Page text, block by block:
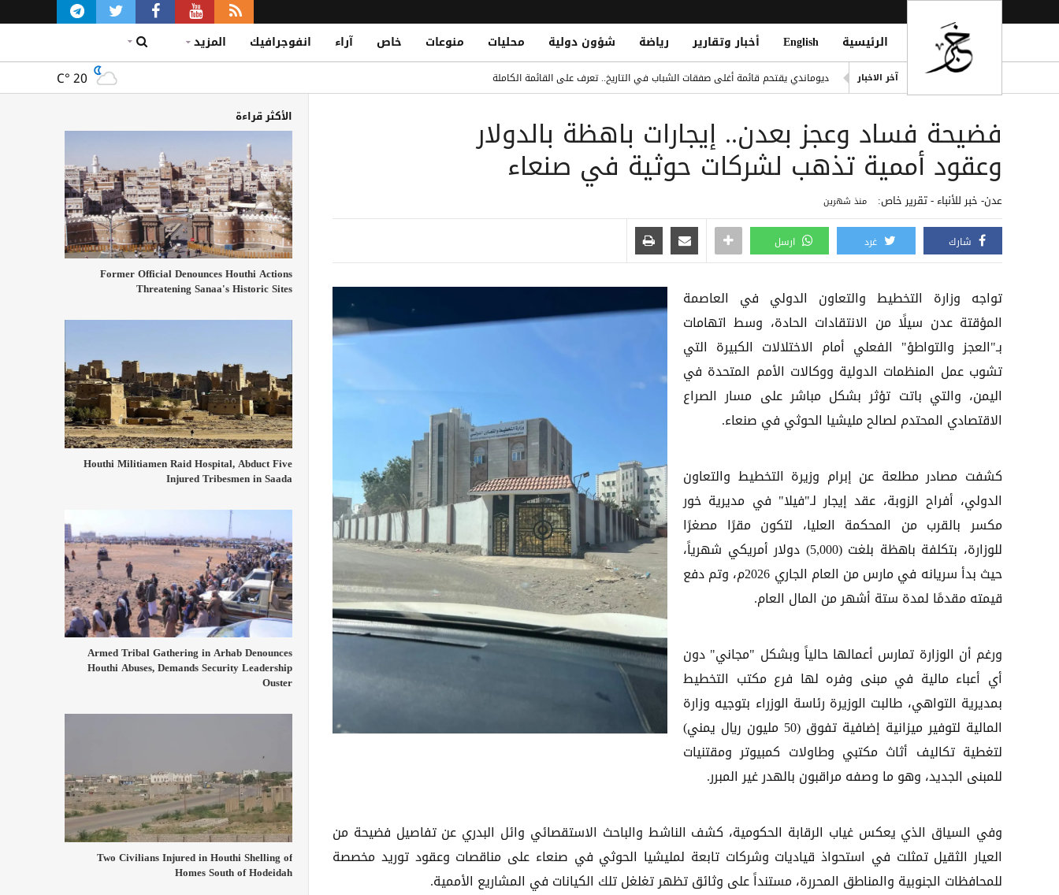
الرئيسية English أخبار وتقارير رياضة شؤون دولية محليات منوعات خاص آراء انفوجرافيك المزيد
آخر الاخبار
اليونيسف: 300 طفل قتيل في غزة خلال 300 يوم من وقف إطلاق النار
ديوماندي يقتحم قائمة أغلى صفقات الشباب في التاريخ.. تعرف على القائمة الكاملة
Cloudflare تطلق Kitesurf: متصفح خفيف للوكلاء الأذكياء
صلاح ضمن الأغنى عالمياً.. ورونالدو يتصدر القائمة بفارق كبير
مقتل يمني طعنًا داخل مسجد في الصومال أثناء أدائه صلاة الجمعة
C° 20
فضيحة فساد وعجز بعدن.. إيجارات باهظة بالدولار
وعقود أممية تذهب لشركات حوثية في صنعاء
عدن- خبر للأنباء - تقرير خاص: منذ شهرين
شارك غرد ارسل
تواجه وزارة التخطيط والتعاون الدولي في العاصمة
المؤقتة عدن سيلًا من الانتقادات الحادة، وسط اتهامات
بـ"العجز والتواطؤ" الفعلي أمام الاختلالات الكبيرة التي
تشوب عمل المنظمات الدولية ووكالات الأمم المتحدة في
اليمن، والتي باتت تؤثر بشكل مباشر على مسار الصراع
الاقتصادي المحتدم لصالح مليشيا الحوثي في صنعاء.
كشفت مصادر مطلعة عن إبرام وزيرة التخطيط والتعاون
الدولي، أفراح الزوبة، عقد إيجار لـ"فيلا" في مديرية خور
مكسر بالقرب من المحكمة العليا، لتكون مقرًا مصغرًا
للوزارة، بتكلفة باهظة بلغت (5,000) دولار أمريكي شهرياً،
حيث بدأ سريانه في مارس من العام الجاري 2026م، وتم دفع
قيمته مقدمًا لمدة ستة أشهر من المال العام.
ورغم أن الوزارة تمارس أعمالها حالياً وبشكل "مجاني" دون
أي أعباء مالية في مبنى وفره لها فرع مكتب التخطيط
بمديرية التواهي، طالبت الوزيرة رئاسة الوزراء بتوجيه وزارة
المالية لتوفير ميزانية إضافية تفوق (50 مليون ريال يمني)
لتغطية تكاليف أثاث مكتبي وطاولات كمبيوتر ومقتنيات
للمبنى الجديد، وهو ما وصفه مراقبون بالهدر غير المبرر.
وفي السياق الذي يعكس غياب الرقابة الحكومية، كشف الناشط والباحث الاستقصائي وائل البدري عن تفاصيل فضيحة من
العيار الثقيل تمثلت في استحواذ قياديات وشركات تابعة لمليشيا الحوثي في صنعاء على مناقصات وعقود توريد مخصصة
للمحافظات الجنوبية والمناطق المحررة، مستنداً على وثائق تظهر تغلغل تلك الكيانات في المشاريع الأممية.
الأكثر قراءة
Former Official Denounces Houthi Actions
Threatening Sanaa's Historic Sites
Houthi Militiamen Raid Hospital, Abduct Five
Injured Tribesmen in Saada
Armed Tribal Gathering in Arhab Denounces
Houthi Abuses, Demands Security Leadership
Ouster
Two Civilians Injured in Houthi Shelling of
Homes South of Hodeidah